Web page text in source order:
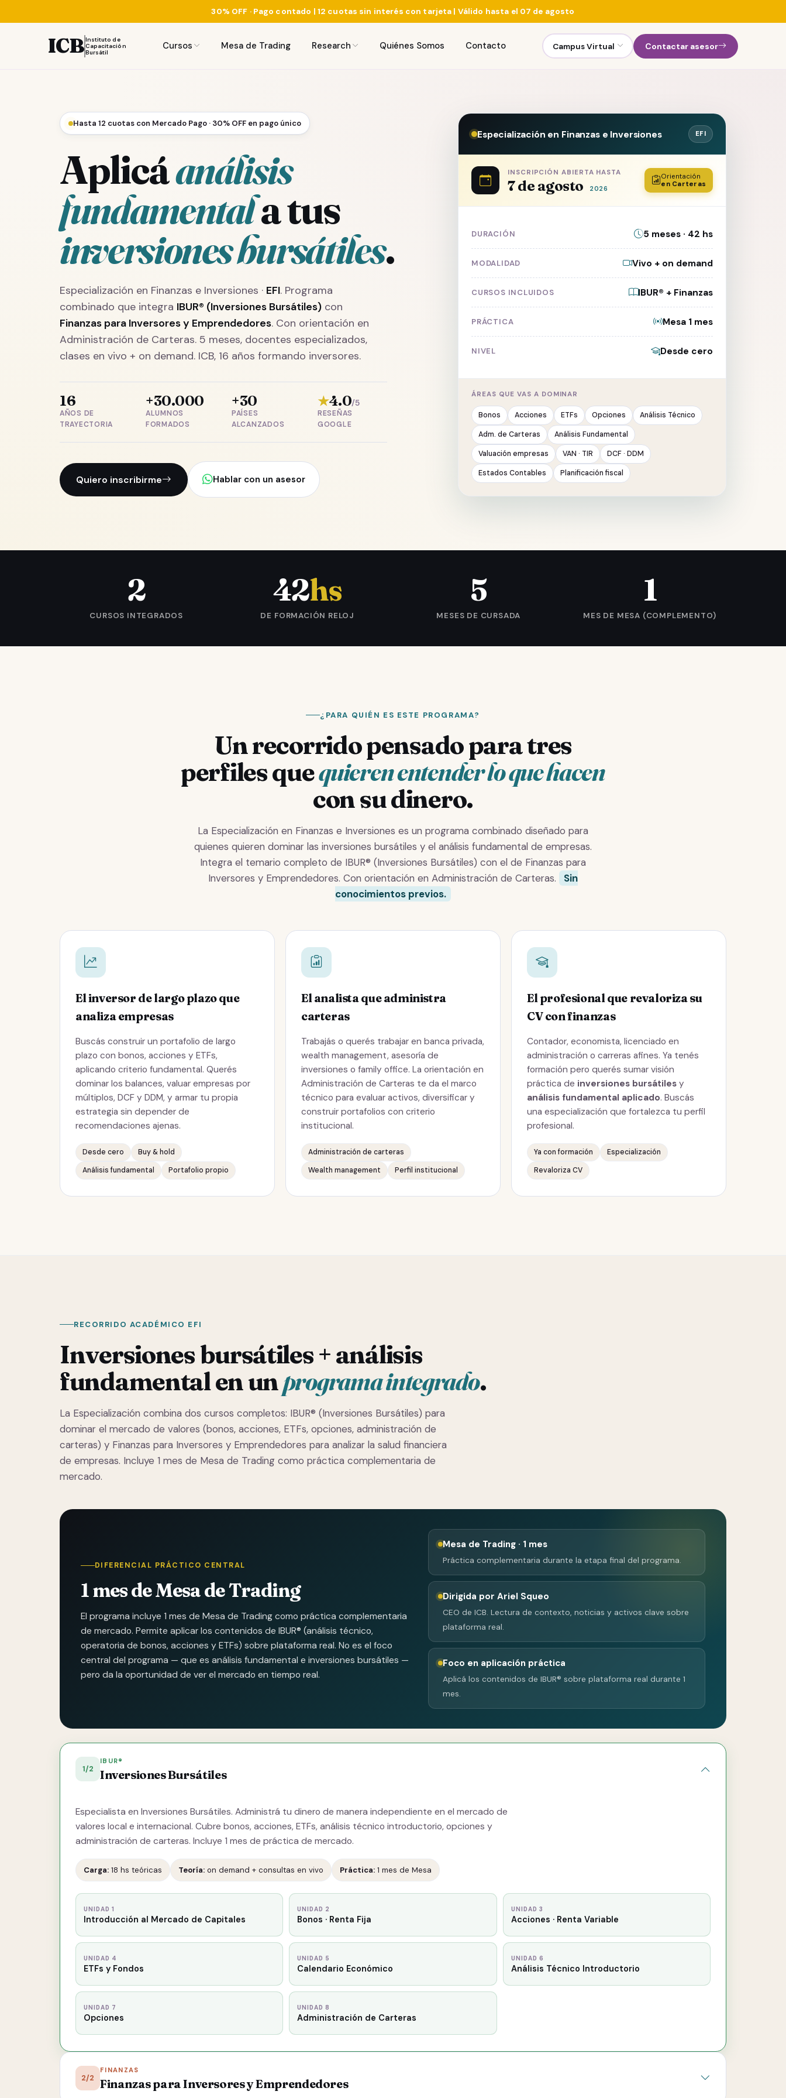
30% OFF · Pago contado | 12 cuotas sin interés con tarjeta | Válido hasta el 07 de agosto
ICBInstituto de
Capacitación
Bursátil
Cursos Mesa de Trading Research Quiénes Somos Contacto Campus Virtual Contactar asesor
Hasta 12 cuotas con Mercado Pago · 30% OFF en pago único
Aplicáanálisis
fundamentala tus
inversiones bursátiles.
Especialización en Finanzas e Inversiones · EFI. Programa
combinado que integra IBUR® (Inversiones Bursátiles) con
Finanzas para Inversores y Emprendedores. Con orientación en
Administración de Carteras. 5 meses, docentes especializados,
clases en vivo + on demand. ICB, 16 años formando inversores.
16
AÑOS DE
TRAYECTORIA
+30.000
ALUMNOS
FORMADOS
+30
PAÍSES
ALCANZADOS
★4.0/5
RESEÑAS
GOOGLE
Quiero inscribirme Hablar con un asesor
Especialización en Finanzas e Inversiones EFI
INSCRIPCIÓN ABIERTA HASTA
7 de agosto 2026
Orientación
en Carteras
DURACIÓN 5 meses · 42 hs
MODALIDAD Vivo + on demand
CURSOS INCLUIDOS IBUR® + Finanzas
PRÁCTICA Mesa 1 mes
NIVEL Desde cero
ÁREAS QUE VAS A DOMINAR
Bonos Acciones ETFs Opciones Análisis Técnico
Adm. de Carteras Análisis Fundamental
Valuación empresas VAN · TIR DCF · DDM
Estados Contables Planificación fiscal
2
CURSOS INTEGRADOS
42hs
DE FORMACIÓN RELOJ
5
MESES DE CURSADA
1
MES DE MESA (COMPLEMENTO)
¿PARA QUIÉN ES ESTE PROGRAMA?
Un recorrido pensado para tres
perfiles quequieren entender lo que hacen
con su dinero.
La Especialización en Finanzas e Inversiones es un programa combinado diseñado para
quienes quieren dominar las inversiones bursátiles y el análisis fundamental de empresas.
Integra el temario completo de IBUR® (Inversiones Bursátiles) con el de Finanzas para
Inversores y Emprendedores. Con orientación en Administración de Carteras.
Sin
conocimientos previos.
El inversor de largo plazo que
analiza empresas
Buscás construir un portafolio de largo
plazo con bonos, acciones y ETFs,
aplicando criterio fundamental. Querés
dominar los balances, valuar empresas por
múltiplos, DCF y DDM, y armar tu propia
estrategia sin depender de
recomendaciones ajenas.
Desde cero
Buy & hold
Análisis fundamental
Portafolio propio
El analista que administra
carteras
Trabajás o querés trabajar en banca privada,
wealth management, asesoría de
inversiones o family office. La orientación en
Administración de Carteras te da el marco
técnico para evaluar activos, diversificar y
construir portafolios con criterio
institucional.
Administración de carteras
Wealth management
Perfil institucional
El profesional que revaloriza su
CV con finanzas
Contador, economista, licenciado en
administración o carreras afines. Ya tenés
formación pero querés sumar visión
práctica de inversiones bursátiles y
análisis fundamental aplicado. Buscás
una especialización que fortalezca tu perfil
profesional.
Ya con formación
Especialización
Revaloriza CV
RECORRIDO ACADÉMICO EFI
Inversiones bursátiles + análisis
fundamental en unprograma integrado.
La Especialización combina dos cursos completos: IBUR® (Inversiones Bursátiles) para
dominar el mercado de valores (bonos, acciones, ETFs, opciones, administración de
carteras) y Finanzas para Inversores y Emprendedores para analizar la salud financiera
de empresas. Incluye 1 mes de Mesa de Trading como práctica complementaria de
mercado.
DIFERENCIAL PRÁCTICO CENTRAL
1 mes de Mesa de Trading
El programa incluye 1 mes de Mesa de Trading como práctica complementaria
de mercado. Permite aplicar los contenidos de IBUR® (análisis técnico,
operatoria de bonos, acciones y ETFs) sobre plataforma real. No es el foco
central del programa — que es análisis fundamental e inversiones bursátiles —
pero da la oportunidad de ver el mercado en tiempo real.
Mesa de Trading · 1 mes
Práctica complementaria durante la etapa final del programa.
Dirigida por Ariel Squeo
CEO de ICB. Lectura de contexto, noticias y activos clave sobre
plataforma real.
Foco en aplicación práctica
Aplicá los contenidos de IBUR® sobre plataforma real durante 1
mes.
1/2
IBUR®
Inversiones Bursátiles
Especialista en Inversiones Bursátiles. Administrá tu dinero de manera independiente en el mercado de
valores local e internacional. Cubre bonos, acciones, ETFs, análisis técnico introductorio, opciones y
administración de carteras. Incluye 1 mes de práctica de mercado.
Carga: 18 hs teóricas Teoría: on demand + consultas en vivo Práctica: 1 mes de Mesa
UNIDAD 1
Introducción al Mercado de Capitales
UNIDAD 2
Bonos · Renta Fija
UNIDAD 3
Acciones · Renta Variable
UNIDAD 4
ETFs y Fondos
UNIDAD 5
Calendario Económico
UNIDAD 6
Análisis Técnico Introductorio
UNIDAD 7
Opciones
UNIDAD 8
Administración de Carteras
2/2
FINANZAS
Finanzas para Inversores y Emprendedores